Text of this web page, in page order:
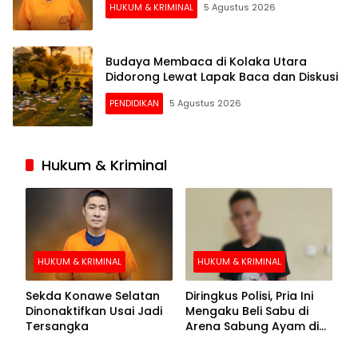
HUKUM & KRIMINAL 5 Agustus 2026
Budaya Membaca di Kolaka Utara
Didorong Lewat Lapak Baca dan Diskusi
PENDIDIKAN 5 Agustus 2026
Hukum & Kriminal
HUKUM & KRIMINAL
Sekda Konawe Selatan
Dinonaktifkan Usai Jadi
Tersangka
HUKUM & KRIMINAL
Diringkus Polisi, Pria Ini
Mengaku Beli Sabu di
Arena Sabung Ayam di